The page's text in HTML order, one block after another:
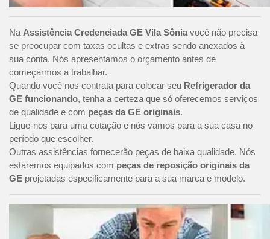
Na Assistência Credenciada GE Vila Sônia você não precisa
se preocupar com taxas ocultas e extras sendo anexados à
sua conta. Nós apresentamos o orçamento antes de
começarmos a trabalhar.
Quando você nos contrata para colocar seu Refrigerador da
GE funcionando, tenha a certeza que só oferecemos serviços
de qualidade e com peças da GE originais.
Ligue-nos para uma cotação e nós vamos para a sua casa no
período que escolher.
Outras assistências fornecerão peças de baixa qualidade. Nós
estaremos equipados com peças de reposição originais da
GE projetadas especificamente para a sua marca e modelo.